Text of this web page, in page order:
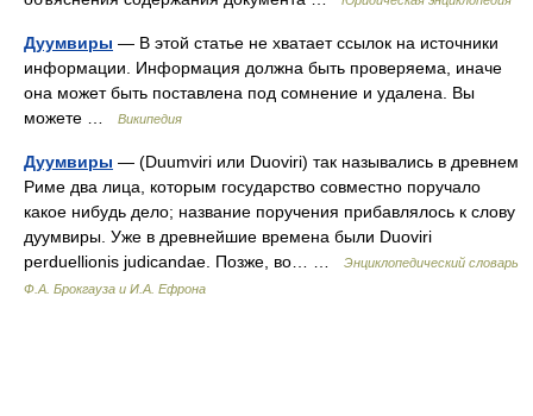
Дуумвиры — В этой статье не хватает ссылок на источники
информации. Информация должна быть проверяема, иначе
она может быть поставлена под сомнение и удалена. Вы
можете …
Википедия
Дуумвиры — (Duumviri или Duoviri) так назывались в древнем
Риме два лица, которым государство совместно поручало
какое нибудь дело; название поручения прибавлялось к слову
дуумвиры. Уже в древнейшие времена были Duoviri
perduellionis judicandae. Позже, во… …
Энциклопедический словарь
Ф.А. Брокгауза и И.А. Ефрона